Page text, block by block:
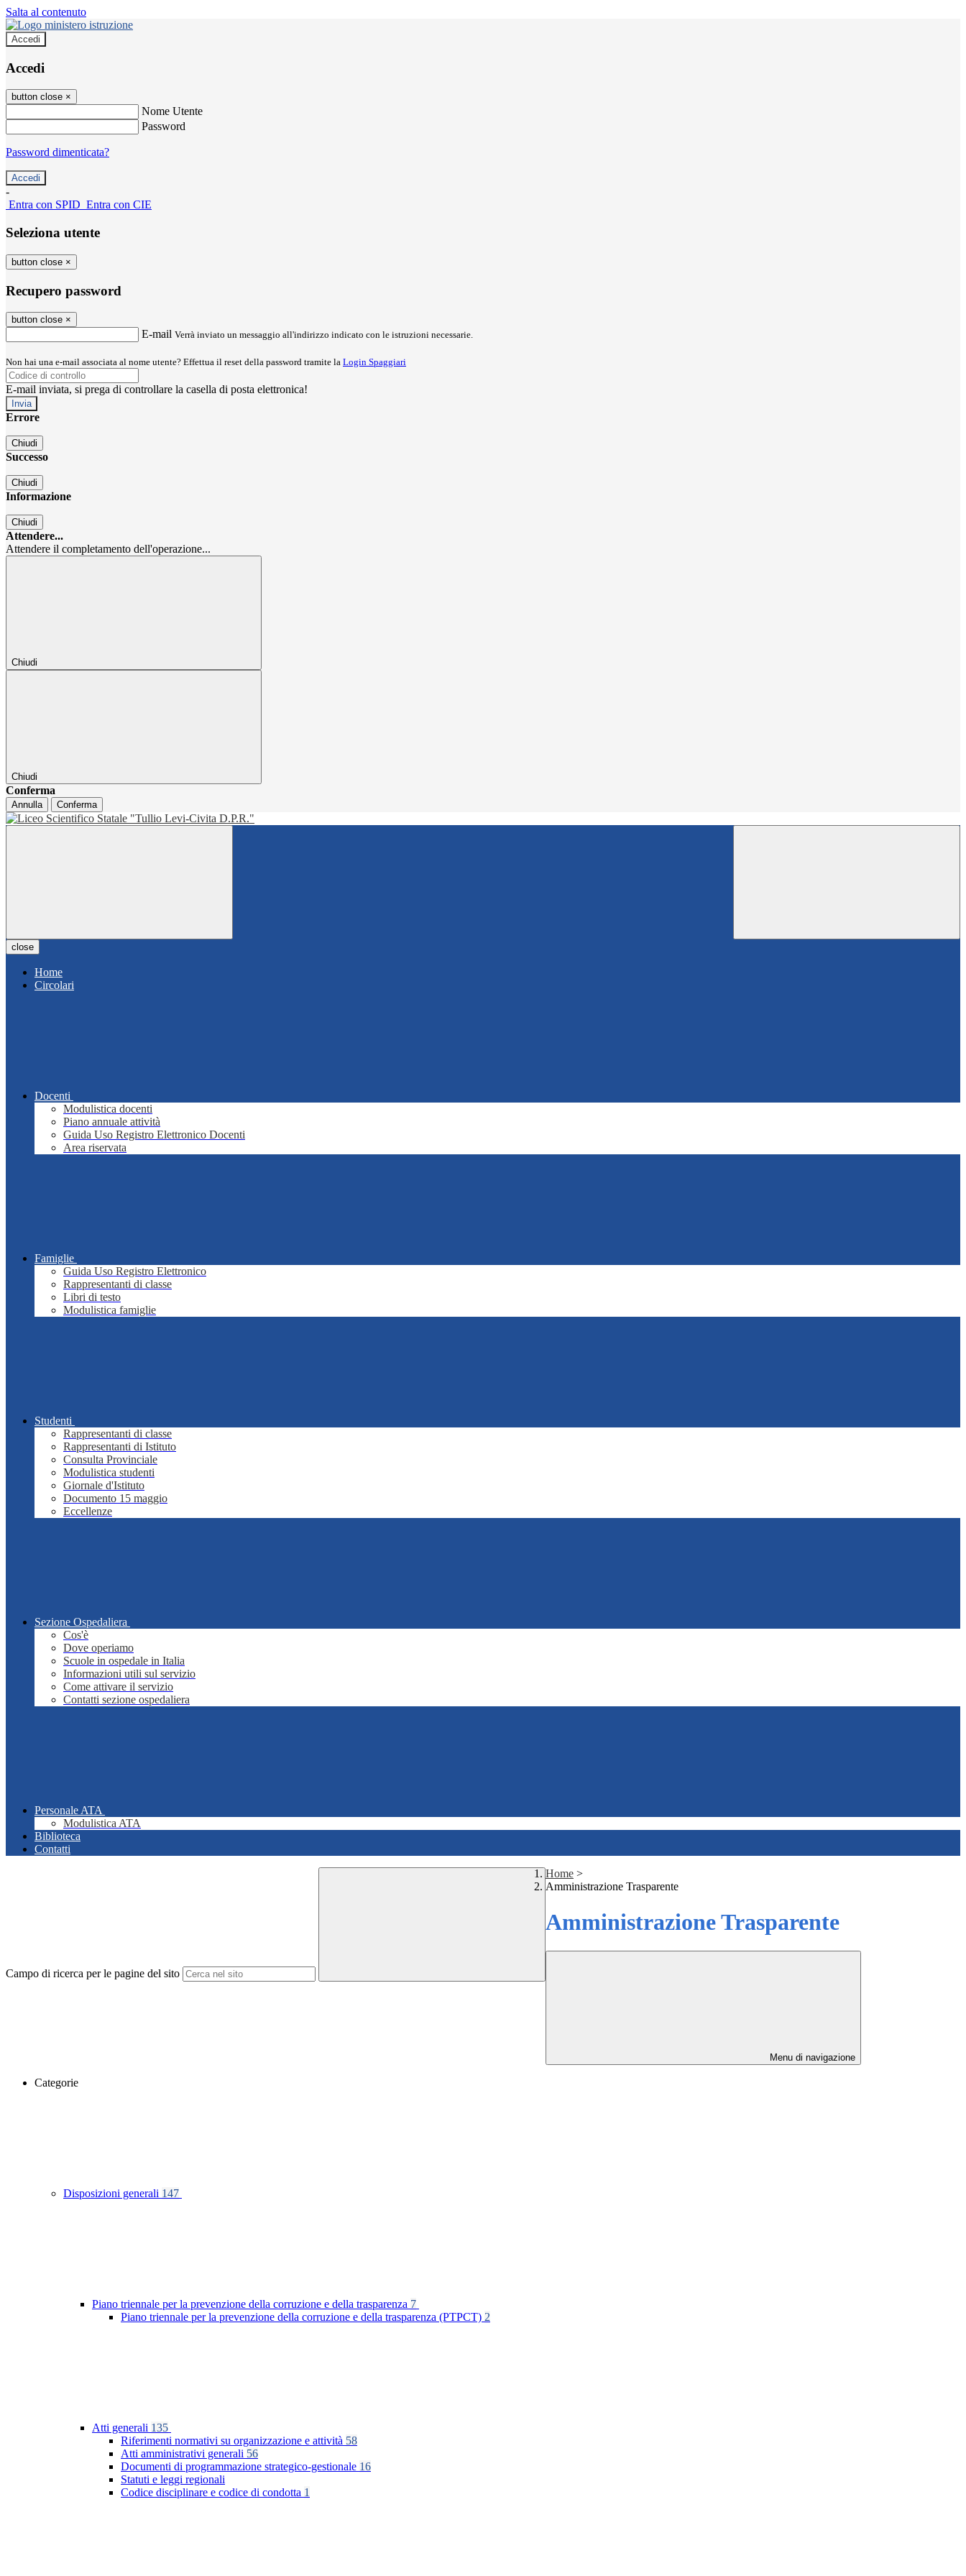
Salta al contenuto
Accedi
Accedi
button close ×
Nome Utente
Password
Password dimenticata?
-
Entra con SPID Entra con CIE
Seleziona utente
button close ×
Recupero password
button close ×
E-mail Verrà inviato un messaggio all'indirizzo indicato con le istruzioni necessarie.
Non hai una e-mail associata al nome utente? Effettua il reset della password tramite la Login Spaggiari
E-mail inviata, si prega di controllare la casella di posta elettronica!
Errore
Chiudi
Successo
Chiudi
Informazione
Chiudi
Attendere...
Attendere il completamento dell'operazione...
Chiudi
Chiudi
Conferma
Annulla Conferma
close
Home
Circolari
Docenti
Modulistica docenti
Piano annuale attività
Guida Uso Registro Elettronico Docenti
Area riservata
Famiglie
Guida Uso Registro Elettronico
Rappresentanti di classe
Libri di testo
Modulistica famiglie
Studenti
Rappresentanti di classe
Rappresentanti di Istituto
Consulta Provinciale
Modulistica studenti
Giornale d'Istituto
Documento 15 maggio
Eccellenze
Sezione Ospedaliera
Cos'è
Dove operiamo
Scuole in ospedale in Italia
Informazioni utili sul servizio
Come attivare il servizio
Contatti sezione ospedaliera
Personale ATA
Modulistica ATA
Biblioteca
Contatti
Campo di ricerca per le pagine del sito
Home >
Amministrazione Trasparente
Amministrazione Trasparente
Menu di navigazione
Categorie
Disposizioni generali 147
Piano triennale per la prevenzione della corruzione e della trasparenza 7
Piano triennale per la prevenzione della corruzione e della trasparenza (PTPCT) 2
Atti generali 135
Riferimenti normativi su organizzazione e attività 58
Atti amministrativi generali 56
Documenti di programmazione strategico-gestionale 16
Statuti e leggi regionali
Codice disciplinare e codice di condotta 1